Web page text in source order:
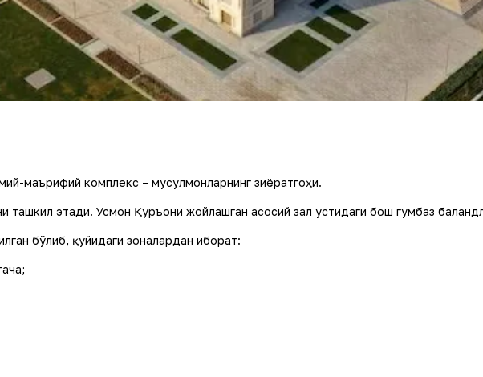
маърифий комплекс – мусулмонларнинг зиёратгоҳи.
ташкил этади. Усмон Қуръони жойлашган асосий зал устидаги бош гумбаз
бўлиб, қуйидаги зоналардан иборат: